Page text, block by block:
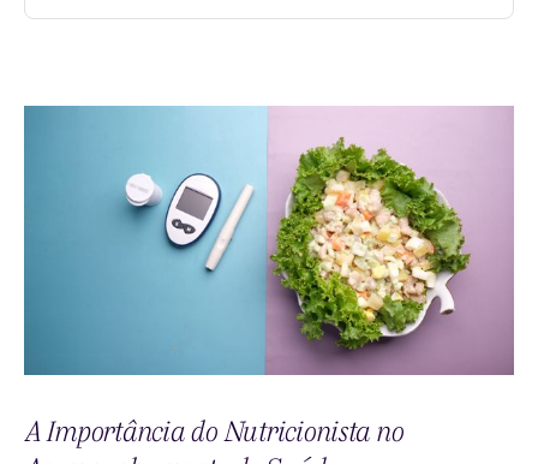
A Importância do Nutricionista no